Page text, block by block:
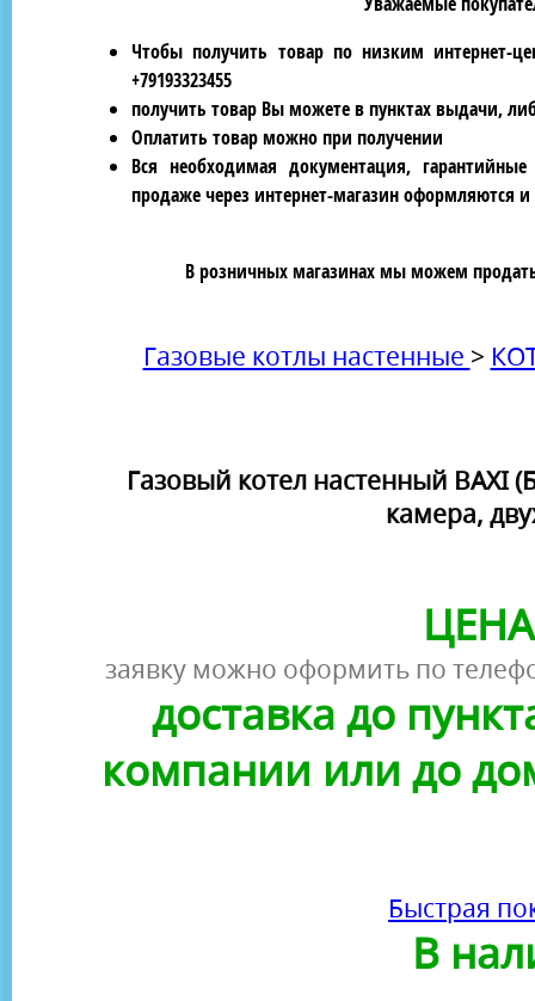
Чтобы получить товар по низким интернет-
+79193323455
получить товар Вы можете в пунктах выдачи,
Оплатить товар можно при получении
Вся необходимая документация,
продаже через интернет-магазин оформляются
В розничных магазинах мы можем
Газовые котлы настенные >
Газовый котел настенный BAXI
камера,
заявку можно оформить по
доставка до
компании или до
Быстрая
В